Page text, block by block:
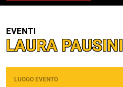
EVENTI
LAURA PAUSINI
LUOGO EVENTO